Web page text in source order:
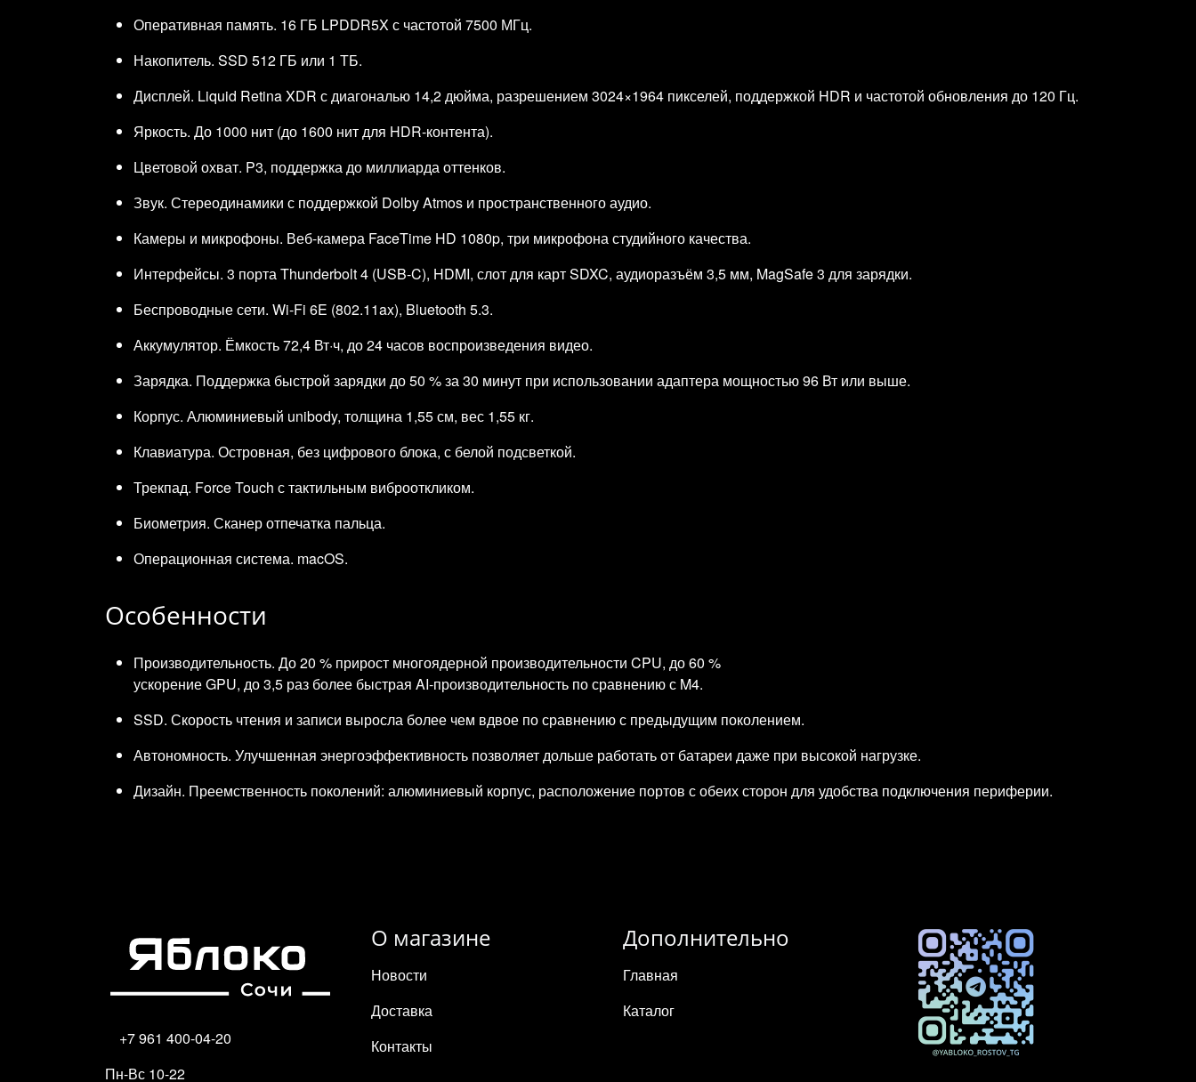
Оперативная память. 16 ГБ LPDDR5X с частотой 7500 МГц.
Накопитель. SSD 512 ГБ или 1 ТБ.
Дисплей. Liquid Retina XDR с диагональю 14,2 дюйма, разрешением 3024×1964 пикселей, поддержкой HDR и частотой обновления до 120 Гц.
Яркость. До 1000 нит (до 1600 нит для HDR‑контента).
Цветовой охват. P3, поддержка до миллиарда оттенков.
Звук. Стереодинамики с поддержкой Dolby Atmos и пространственного аудио.
Камеры и микрофоны. Веб‑камера FaceTime HD 1080p, три микрофона студийного качества.
Интерфейсы. 3 порта Thunderbolt 4 (USB‑C), HDMI, слот для карт SDXC, аудиоразъём 3,5 мм, MagSafe 3 для зарядки.
Беспроводные сети. Wi‑Fi 6E (802.11ax), Bluetooth 5.3.
Аккумулятор. Ёмкость 72,4 Вт·ч, до 24 часов воспроизведения видео.
Зарядка. Поддержка быстрой зарядки до 50 % за 30 минут при использовании адаптера мощностью 96 Вт или выше.
Корпус. Алюминиевый unibody, толщина 1,55 см, вес 1,55 кг.
Клавиатура. Островная, без цифрового блока, с белой подсветкой.
Трекпад. Force Touch с тактильным виброоткликом.
Биометрия. Сканер отпечатка пальца.
Операционная система. macOS.
Особенности
Производительность. До 20 % прирост многоядерной производительности CPU, до 60 %
ускорение GPU, до 3,5 раз более быстрая AI‑производительность по сравнению с M4.
SSD. Скорость чтения и записи выросла более чем вдвое по сравнению с предыдущим поколением.
Автономность. Улучшенная энергоэффективность позволяет дольше работать от батареи даже при высокой нагрузке.
Дизайн. Преемственность поколений: алюминиевый корпус, расположение портов с обеих сторон для удобства подключения периферии.
О магазине
Новости
Доставка
Контакты
Дополнительно
Главная
Каталог
+7 961 400-04-20
Пн-Вс 10-22